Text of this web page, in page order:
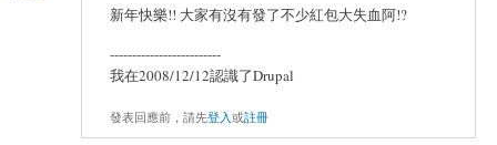
新年快樂!! 大家有沒有發了不少紅包大失血阿!?
-------------------------
我在2008/12/12認識了Drupal
發表回應前，請先登入或註冊